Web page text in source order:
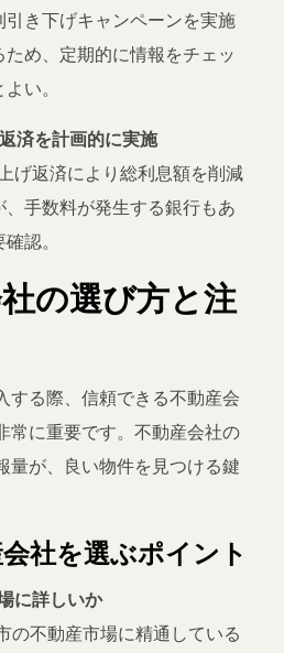
引き下げキャンペーンを実施
ため、定期的に情報をチェッ
い。
済を計画的に実施
げ返済により総利息額を削減
、手数料が発生する銀行もあ
認。
の選び方と注
する際、信頼できる不動産会
常に重要です。不動産会社の
量が、良い物件を見つける鍵
社を選ぶポイント
に詳しいか
の不動産市場に精通している